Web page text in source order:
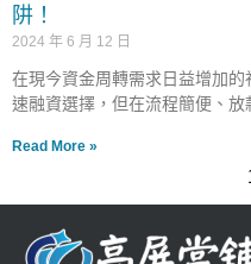
阱！
2024 年 6 月 12 日
在現今資金周轉需求日益增加
速融資選擇，但在流程簡便、放
Read More »